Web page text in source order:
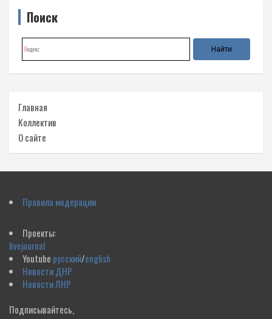
Поиск
Главная
Коллектив
О сайте
Правила модерации
Проекты:
livejournal
Youtube русский/english
Новости ДНР
Новости ЛНР
Подписывайтесь,